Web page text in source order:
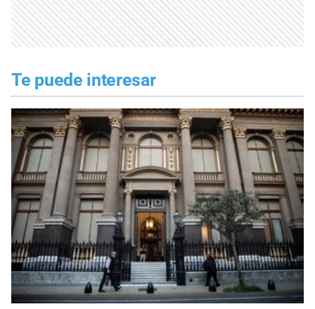
Te puede interesar